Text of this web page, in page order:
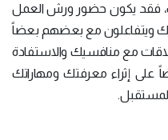
فقد يكون حضور ورش العمل
ويتفاعلون مع بعضهم بعضاً
مع منافسيك والاستفادة
إثراء معرفتك ومهاراتك